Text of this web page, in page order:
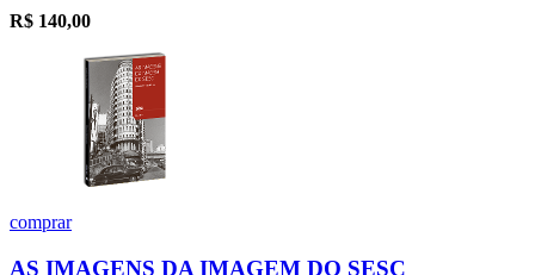
R$ 140,00
comprar
AS IMAGENS DA IMAGEM DO SESC